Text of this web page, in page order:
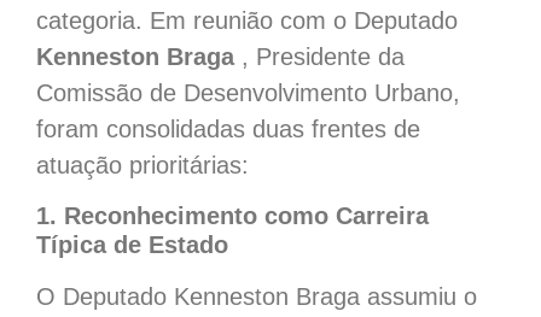
categoria. Em reunião com o Deputado
Kenneston Braga, Presidente da
Comissão de Desenvolvimento Urbano,
foram consolidadas duas frentes de
atuação prioritárias:
1. Reconhecimento como Carreira
Típica de Estado
O Deputado Kenneston Braga assumiu o